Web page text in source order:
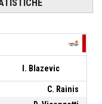
I. Blazevic
C. Rainis